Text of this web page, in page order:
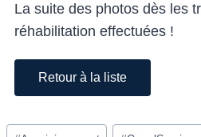
La suite des photos dès les
réhabilitation effectuées !
Retour à la liste